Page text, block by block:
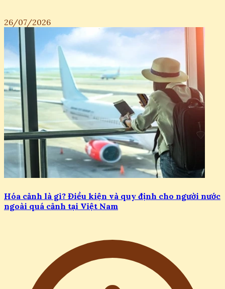
26/07/2026
Hóa cảnh là gì? Điều kiện và quy định cho người nước
ngoài quá cảnh tại Việt Nam